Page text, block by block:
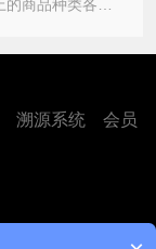
溯源系统
会员